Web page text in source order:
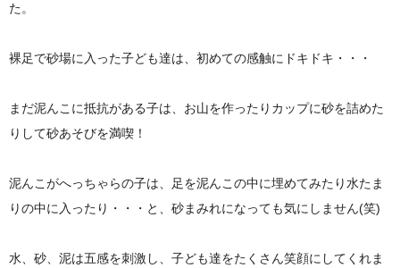
た。
裸足で砂場に入った子ども達は、初めての感触にドキドキ・・・
まだ泥んこに抵抗がある子は、お山を作ったりカップに砂を詰めた
りして砂あそびを満喫！
泥んこがへっちゃらの子は、足を泥んこの中に埋めてみたり水たま
りの中に入ったり・・・と、砂まみれになっても気にしません(笑)
水、砂、泥は五感を刺激し、子ども達をたくさん笑顔にしてくれま